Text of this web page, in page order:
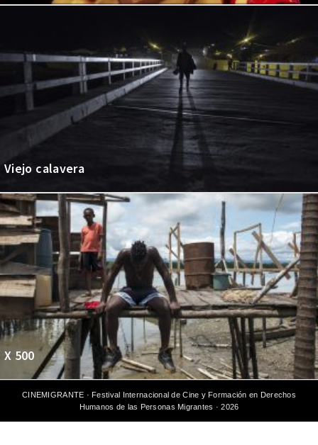
Viejo calavera
X 500
CINEMIGRANTE · Festival Internacional de Cine y Formación en Derechos
Humanos de las Personas Migrantes · 2026